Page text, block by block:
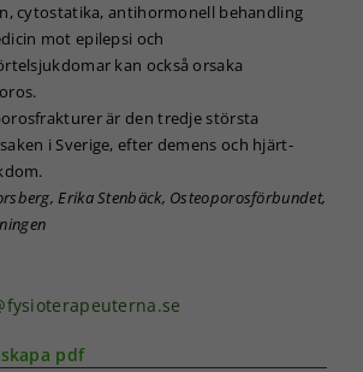
cytostatika, antihormonell behandling
mot epilepsi och
kan också orsaka
är den tredje största
i Sverige, efter demens och hjärt-
Erika Stenbäck, Osteoporosförbundet,
pdf